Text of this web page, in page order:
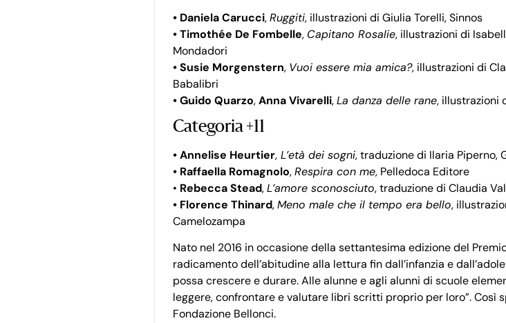
• Daniela Carucci,Ruggiti, illustrazioni di Giulia Torelli, Sinnos
• Timothée De Fombelle, Capitano Rosalie, illustrazioni di
Mondadori
• Susie Morgenstern, Vuoi essere mia amica?, illustrazioni di
Babalibri
• Guido Quarzo,Anna Vivarelli,La danza delle rane, illustrazioni
Categoria +11
• Annelise Heurtier,L’età dei sogni, traduzione di Ilaria Piperno,
• Raffaella Romagnolo,Respira con me, Pelledoca Editore
• Rebecca Stead,L’amore sconosciuto, traduzione di Claudia
• Florence Thinard,Meno male che il tempo era bello,
Camelozampa
Nato nel 2016 in occasione della settantesima edizione del
radicamento dell’abitudine alla lettura fin dall’infanzia e
possa crescere e durare. Alle alunne e agli alunni di scuole
leggere, confrontare e valutare libri scritti proprio per loro”. Così
Fondazione Bellonci.